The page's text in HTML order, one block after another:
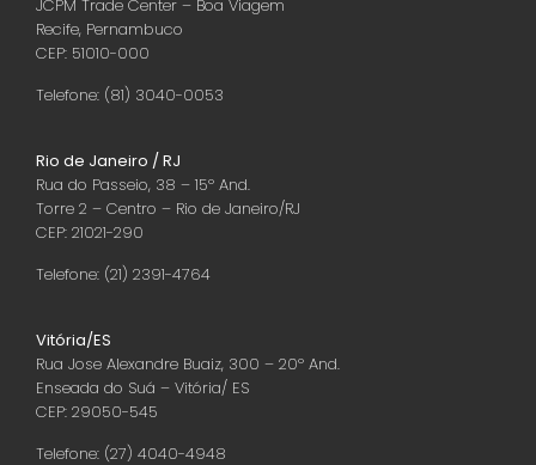
JCPM Trade Center – Boa Viagem
Recife, Pernambuco
CEP: 51010-000
Telefone: (81) 3040-0053
Rio de Janeiro / RJ
Rua do Passeio, 38 – 15º And.
Torre 2 – Centro – Rio de Janeiro/RJ
CEP: 21021-290
Telefone: (21) 2391-4764
Vitória/ES
Rua Jose Alexandre Buaiz, 300 – 20º And.
Enseada do Suá – Vitória/ ES
CEP: 29050-545
Telefone: (27) 4040-4948